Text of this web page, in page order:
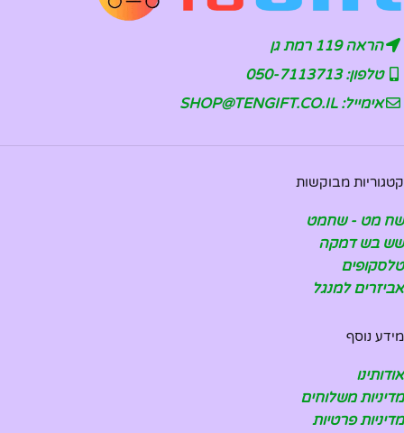
הראה 119 רמת גן
טלפון: 050-7113713
אימייל: SHOP@TENGIFT.CO.IL
קטגוריות מבוקשות
שח מט - שחמט
שש בש דמקה
טלסקופים
אביזרים למנגל
מידע נוסף
אודותינו
מדיניות משלוחים
מדיניות פרטיות